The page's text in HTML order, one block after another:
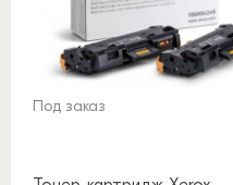
Под заказ